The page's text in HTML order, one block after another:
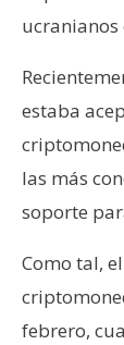
ucranianos
estaba
las más
soporte
Como tal,
febrero,